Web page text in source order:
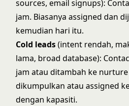
sources, email signups):
jam. Biasanya assigned dan
kemudian hari itu.
Cold leads(intent rendah,
lama, broad database):
jam atau ditambah ke nurture
dikumpulkan atau assigned
dengan kapasiti.